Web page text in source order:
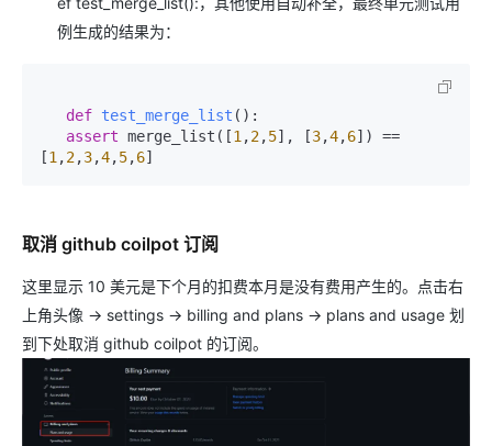
例生成的结果为：
def test_merge_list ():
assert merge_list([1 ,2,5], [3,4,6]) ==
[1 ,2,3,4,5,6
取消 github coilpot 订阅
这里显示 10 美元是下个月的扣费本月是没有费用产生的。点击右
上角头像 -> settings -> billing and plans -> plans and usage 划
到下处取消 github coilpot 的订阅。